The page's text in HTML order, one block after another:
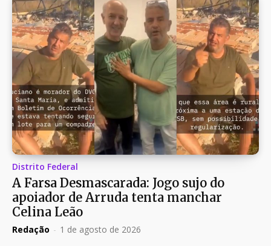
Distrito Federal
A Farsa Desmascarada: Jogo sujo do
apoiador de Arruda tenta manchar
Celina Leão
Redação - 1 de agosto de 2026